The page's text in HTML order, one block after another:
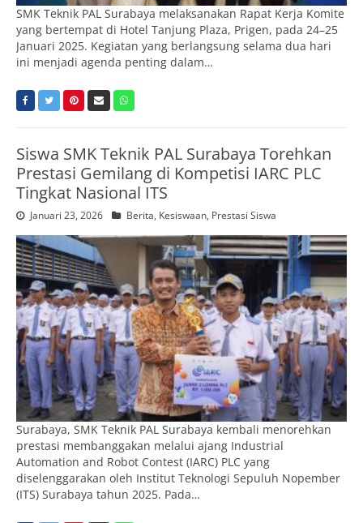
SMK Teknik PAL Surabaya melaksanakan Rapat Kerja Komite
yang bertempat di Hotel Tanjung Plaza, Prigen, pada 24–25
Januari 2025. Kegiatan yang berlangsung selama dua hari
ini menjadi agenda penting dalam…
Siswa SMK Teknik PAL Surabaya Torehkan
Prestasi Gemilang di Kompetisi IARC PLC
Tingkat Nasional ITS
Januari 23, 2026 Berita, Kesiswaan, Prestasi Siswa
Surabaya, SMK Teknik PAL Surabaya kembali menorehkan
prestasi membanggakan melalui ajang Industrial
Automation and Robot Contest (IARC) PLC yang
diselenggarakan oleh Institut Teknologi Sepuluh Nopember
(ITS) Surabaya tahun 2025. Pada…